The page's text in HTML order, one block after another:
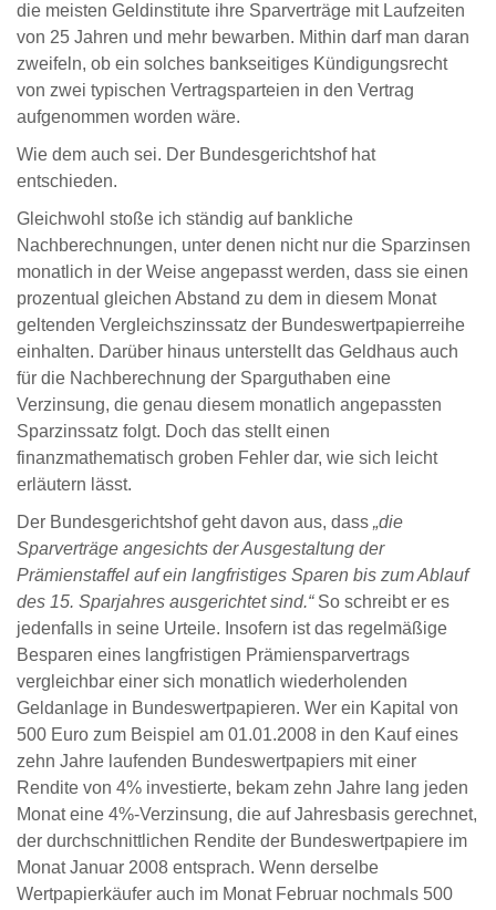
die meisten Geldinstitute ihre Sparverträge mit Laufzeiten
von 25 Jahren und mehr bewarben. Mithin darf man daran
zweifeln, ob ein solches bankseitiges Kündigungsrecht
von zwei typischen Vertragsparteien in den Vertrag
aufgenommen worden wäre.
Wie dem auch sei. Der Bundesgerichtshof hat
entschieden.
Gleichwohl stoße ich ständig auf bankliche
Nachberechnungen, unter denen nicht nur die Sparzinsen
monatlich in der Weise angepasst werden, dass sie einen
prozentual gleichen Abstand zu dem in diesem Monat
geltenden Vergleichszinssatz der Bundeswertpapierreihe
einhalten. Darüber hinaus unterstellt das Geldhaus auch
für die Nachberechnung der Sparguthaben eine
Verzinsung, die genau diesem monatlich angepassten
Sparzinssatz folgt. Doch das stellt einen
finanzmathematisch groben Fehler dar, wie sich leicht
erläutern lässt.
Der Bundesgerichtshof geht davon aus, dass die
Sparverträge angesichts der Ausgestaltung der
Prämienstaffel auf ein langfristiges Sparen bis zum Ablauf
des 15. Sparjahres ausgerichtet sind. So schreibt er es
jedenfalls in seine Urteile. Insofern ist das regelmäßige
Besparen eines langfristigen Prämiensparvertrags
vergleichbar einer sich monatlich wiederholenden
Geldanlage in Bundeswertpapieren. Wer ein Kapital von
500 Euro zum Beispiel am 01.01.2008 in den Kauf eines
zehn Jahre laufenden Bundeswertpapiers mit einer
Rendite von 4% investierte, bekam zehn Jahre lang jeden
Monat eine 4%-Verzinsung, die auf Jahresbasis gerechnet,
der durchschnittlichen Rendite der Bundeswertpapiere im
Monat Januar 2008 entsprach. Wenn derselbe
Wertpapierkäufer auch im Monat Februar nochmals 500